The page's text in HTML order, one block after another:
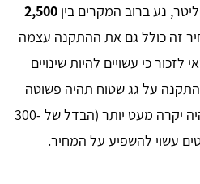
2,500
זה כולל גם את ההתקנה עצמה
כי עשויים להיות שינויים
על גג שטוח תהיה פשוטה
יותר והתקנה על גג רעפים תהיה יקרה מעט יותר (הבדל של 300-